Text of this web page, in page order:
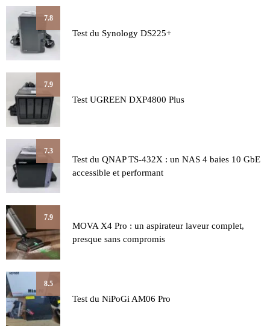
7.8
Test du Synology DS225+
7.9
Test UGREEN DXP4800 Plus
7.3
Test du QNAP TS-432X : un NAS 4 baies 10 GbE
accessible et performant
7.9
MOVA X4 Pro : un aspirateur laveur complet,
presque sans compromis
8.5
Test du NiPoGi AM06 Pro